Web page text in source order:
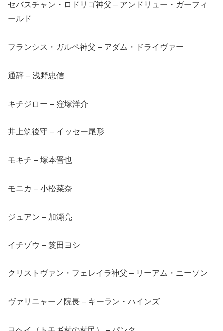
セバスチャン・ロドリゴ神父 – アンドリュー・ガーフィ
ールド
フランシス・ガルペ神父 – アダム・ドライヴァー
通辞 – 浅野忠信
キチジロー – 窪塚洋介
井上筑後守 – イッセー尾形
モキチ – 塚本晋也
モニカ – 小松菜奈
ジュアン – 加瀬亮
イチゾウ – 笈田ヨシ
クリストヴァン・フェレイラ神父 – リーアム・ニーソン
ヴァリニャーノ院長 – キーラン・ハインズ